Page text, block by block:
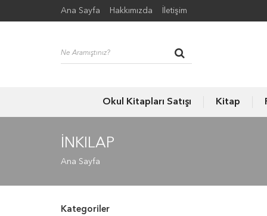
Ana Sayfa Hakkımızda İletişim
Okul Kitapları Satışı Kitap
İNKILAP
Ana Sayfa
Kategoriler